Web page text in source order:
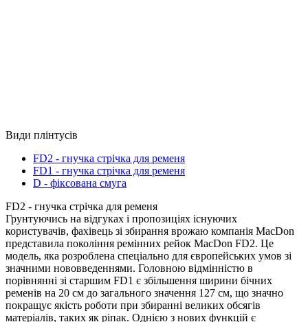
Види плінтусів
FD2 - гнучка стрічка для ременя
FD1 - гнучка стрічка для ременя
D - фіксована смуга
FD2 - гнучка стрічка для ременя
Грунтуючись на відгуках і пропозиціях існуючих
користувачів, фахівець зі збирання врожаю компанія MacDon
представила покоління ремінних рейок MacDon FD2. Це
модель, яка розроблена спеціально для європейських умов зі
значними нововведеннями. Головною відмінністю в
порівнянні зі старшим FD1 є збільшення ширини бічних
ременів на 20 см до загального значення 127 см, що значно
покращує якість роботи при збиранні великих обсягів
матеріалів, таких як ріпак. Однією з нових функцій є